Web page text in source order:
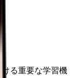
る重要な学習機